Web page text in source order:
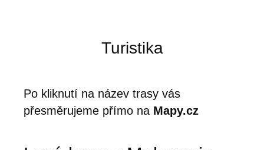
Turistika
Po kliknutí na název trasy vás
přesměrujeme přímo na Mapy.cz